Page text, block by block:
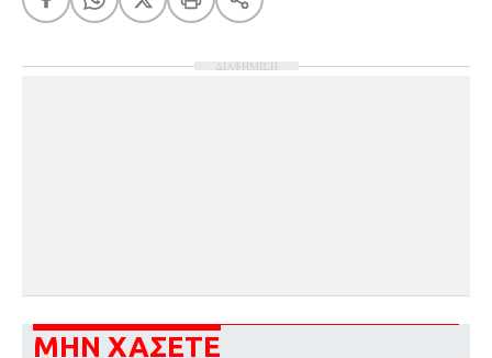
ΔΙΑΦΗΜΙΣΗ
ΜΗΝ ΧΑΣΕΤΕ